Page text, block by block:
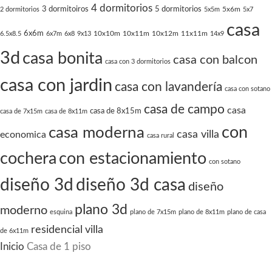
2 dormitorios 3 dormitoiros 4 dormitorios 5 dormitorios 5x5m 5x6m 5x7
6.5x8.5 6x6m 6x7m 6x8 9x13 10x10m 10x11m 10x12m 11x11m 14x9 casa
3d casa bonita casa con 3 dormitorios casa con balcon
casa con jardin casa con lavandería casa con sotano
casa de 7x15m casa de 8x11m casa de 8x15m casa de campo casa
economica casa moderna casa rural casa villa con
cochera con estacionamiento con sotano
diseño 3d diseño 3d casa diseño
moderno esquina plano 3d plano de 7x15m plano de 8x11m plano de casa
de 6x11m residencial villa
Inicio Casa de 1 piso